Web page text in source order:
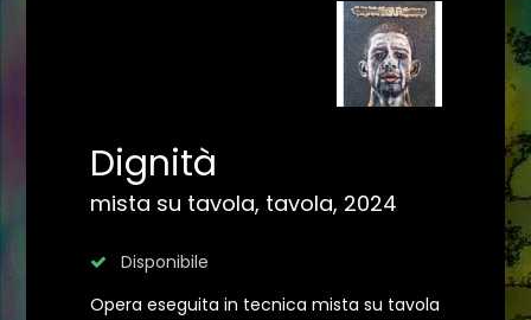
Dignità
mista su tavola, tavola, 2024
Disponibile
Opera eseguita in tecnica mista su tavola